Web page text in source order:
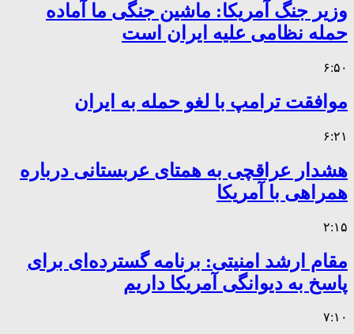
وزیر جنگ آمریکا: ماشین جنگی ما آماده
حمله نظامی علیه ایران است
۶:۵۰
موافقت ترامپ با لغو حمله به ایران
۶:۲۱
هشدار عراقچی به همتای عربستانی درباره
همراهی با آمریکا
۲:۱۵
مقام ارشد امنیتی: برنامه گسترده‌ای برای
پاسخ به دیوانگی آمریکا داریم
۷:۱۰